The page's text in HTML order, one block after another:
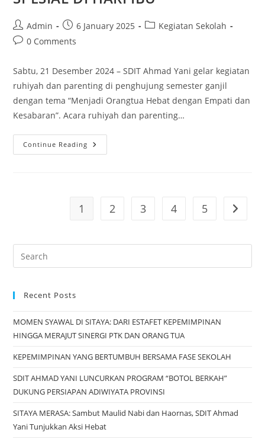
Admin 6 January 2025
Kegiatan Sekolah
0 Comments
Sabtu, 21 Desember 2024 – SDIT Ahmad Yani gelar kegiatan
ruhiyah dan parenting di penghujung semester ganjil
dengan tema “Menjadi Orangtua Hebat dengan Empati dan
Kesabaran”. Acara ruhiyah dan parenting…
Continue Reading
1 2 3 4 5
Recent Posts
MOMEN SYAWAL DI SITAYA: DARI ESTAFET KEPEMIMPINAN
HINGGA MERAJUT SINERGI PTK DAN ORANG TUA
KEPEMIMPINAN YANG BERTUMBUH BERSAMA FASE SEKOLAH
SDIT AHMAD YANI LUNCURKAN PROGRAM “BOTOL BERKAH”
DUKUNG PERSIAPAN ADIWIYATA PROVINSI
SITAYA MERASA: Sambut Maulid Nabi dan Haornas, SDIT Ahmad
Yani Tunjukkan Aksi Hebat